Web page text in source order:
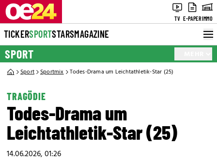
TV E-PAPERIMMO
TICKERSPORTSTARSMAGAZINE
SPORT
Sport Sportmix Todes-Drama um Leichtathletik-Star (25)
TRAGÖDIE
Todes-Drama um
Leichtathletik-Star (25)
14.06.2026, 01:26